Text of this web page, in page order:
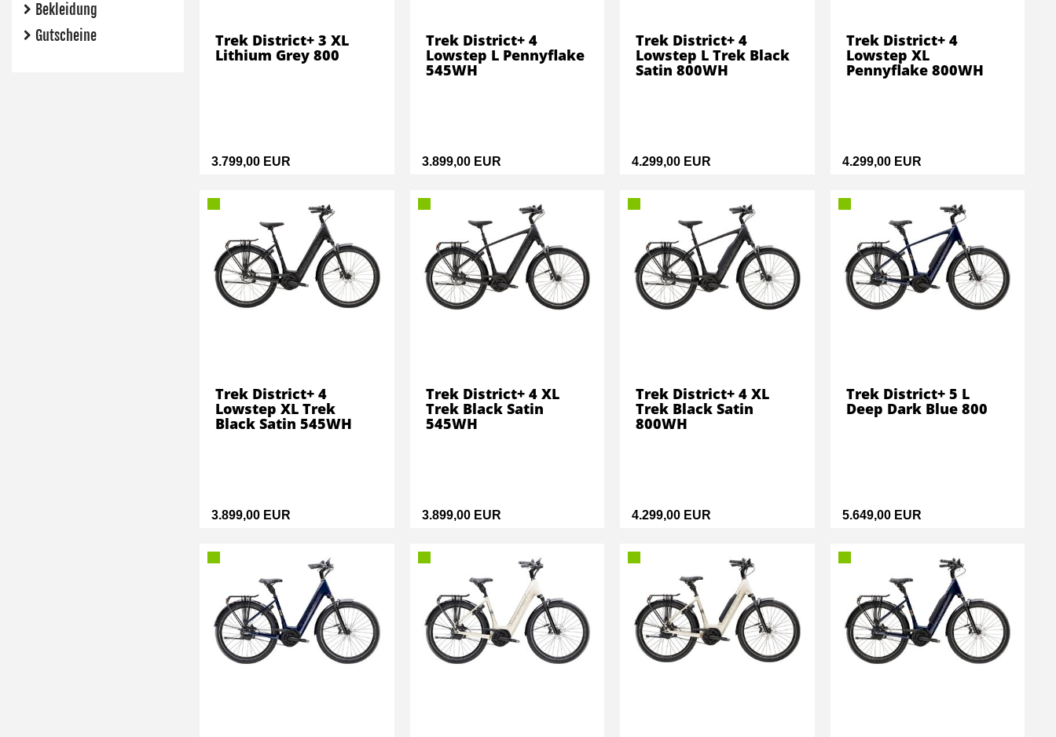
Bekleidung
Gutscheine
3.799,00 EUR
Trek District+ 3 XL
Lithium Grey 800
3.899,00 EUR
Trek District+ 4
Lowstep L Pennyflake
545WH
4.299,00 EUR
Trek District+ 4
Lowstep L Trek Black
Satin 800WH
4.299,00 EUR
Trek District+ 4
Lowstep XL
Pennyflake 800WH
3.899,00 EUR
Trek District+ 4
Lowstep XL Trek
Black Satin 545WH
3.899,00 EUR
Trek District+ 4 XL
Trek Black Satin
545WH
4.299,00 EUR
Trek District+ 4 XL
Trek Black Satin
800WH
5.649,00 EUR
Trek District+ 5 L
Deep Dark Blue 800